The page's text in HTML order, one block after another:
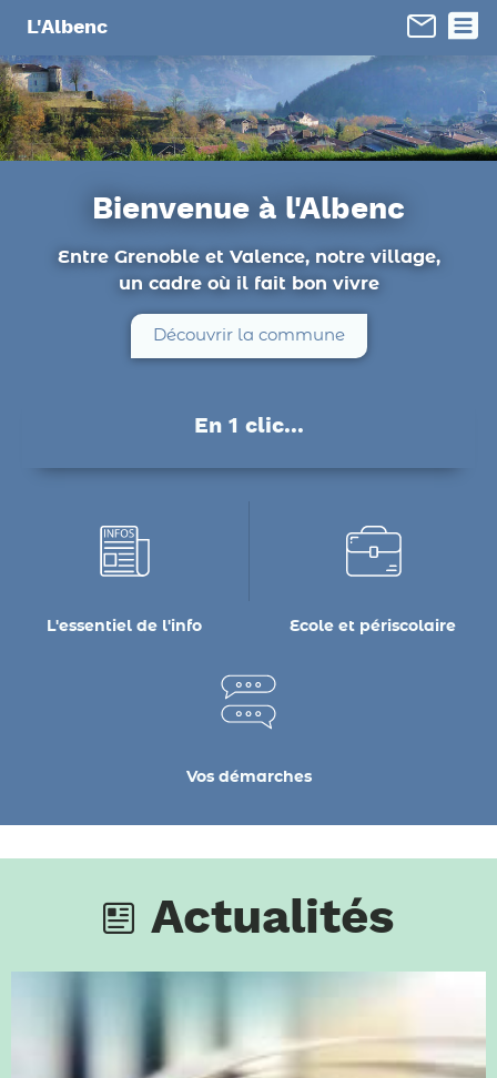
L'Albenc
Bienvenue à l'Albenc
Entre Grenoble et Valence, notre village,
un cadre où il fait bon vivre
Découvrir la commune
En 1 clic...
L'essentiel de l'info Ecole et périscolaire
Vos démarches
Actualités